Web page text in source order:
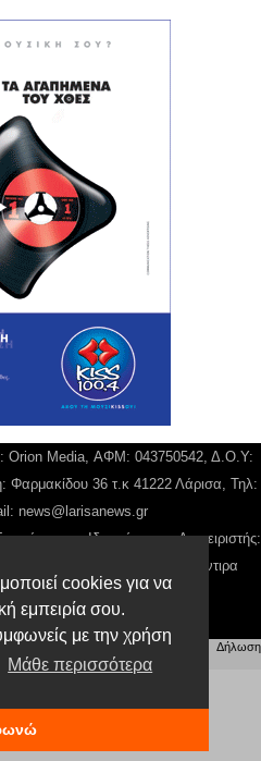
cookies για να
εμπειρία σου.
με την χρήση
Μάθε περισσότερα
Orion Media, ΑΦΜ: 043750542, Δ.Ο.Υ:
Φαρμακίδου 36 τ.κ 41222 Λάρισα, Τηλ:
news@larisanews.gr
Ιδιοκτήτης και Διαχειριστής:
Γιαννουσά Βασιλική, Διευθύντιρα
Βασιλική.
Παναγιώτης Φιλίππου
Προσωπικών Δεδομένων |Όροι χρήσης
Δήλωση